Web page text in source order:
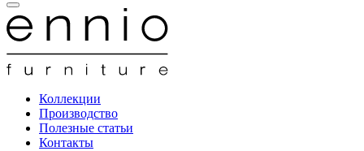
Коллекции
Производство
Полезные статьи
Контакты